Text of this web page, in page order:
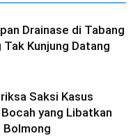
Drainase di Tabang
Tak Kunjung Datang
Saksi Kasus
yang Libatkan
Bolmong